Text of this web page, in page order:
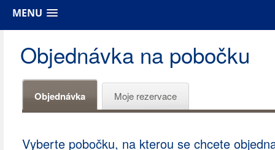
MENU
Objednávka na pobočku
Objednávka Moje rezervace
Vyberte pobočku, na kterou se chcete